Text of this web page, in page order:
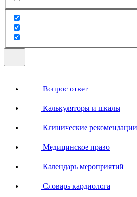
Вопрос-ответ
Калькуляторы и шкалы
Клинические рекомендации
Медицинское право
Календарь мероприятий
Словарь кардиолога